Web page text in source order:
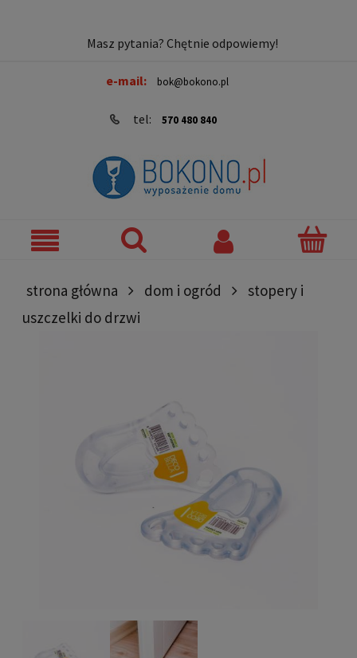
Masz pytania? Chętnie odpowiemy!
e-mail: bok@bokono.pl
tel: 570 480 840
strona główna dom i ogród
stopery i
uszczelki do drzwi